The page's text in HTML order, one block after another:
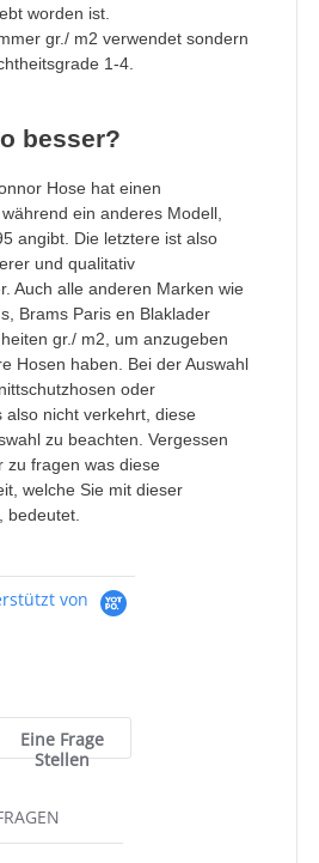
worden ist.
gr./ m2 verwendet sondern
1-4.
besser?
Hose hat einen
ein anderes Modell,
angibt. Die letztere ist also
und qualitativ
Auch alle anderen Marken wie
Brams Paris en Blaklader
gr./ m2, um anzugeben
Hosen haben. Bei der Auswahl
oder
also nicht verkehrt, diese
zu beachten. Vergessen
zu fragen was diese
welche Sie mit dieser
bedeutet.
von
Eine Frage
Stellen
FRAGEN